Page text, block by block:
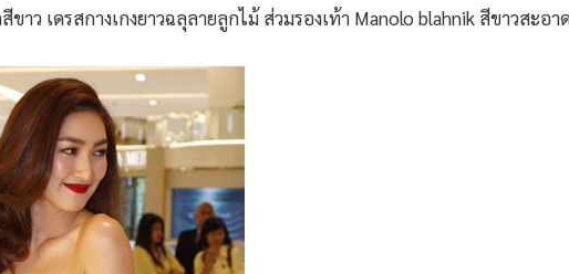
ว เดรสกางเกงยาวฉลุลายลูกไม้ ส่วมรองเท้า Manolo blahnik สีขาวสะอ